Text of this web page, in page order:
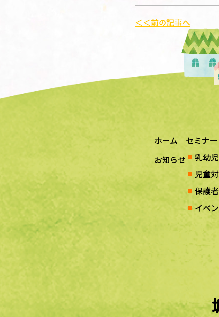
＜＜前の記事へ
ホーム
お知らせ
セミナ
乳幼
児童
保護
イベ